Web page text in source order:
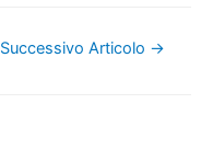
Successivo Articolo →